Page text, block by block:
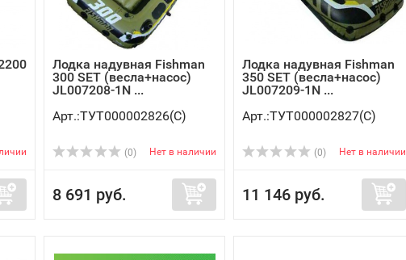
Лодка надувная Fishman
300 SET (весла+насос)
JL007208-1N ...
Арт.:ТУТ000002826(C)
(0) Нет в наличии
8 691 руб.
Лодка надувная Fishman
350 SET (весла+насос)
JL007209-1N ...
Арт.:ТУТ000002827(C)
(0) Нет в наличии
11 146 руб.